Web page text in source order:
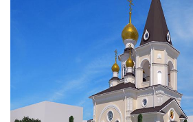
Смотреть проект